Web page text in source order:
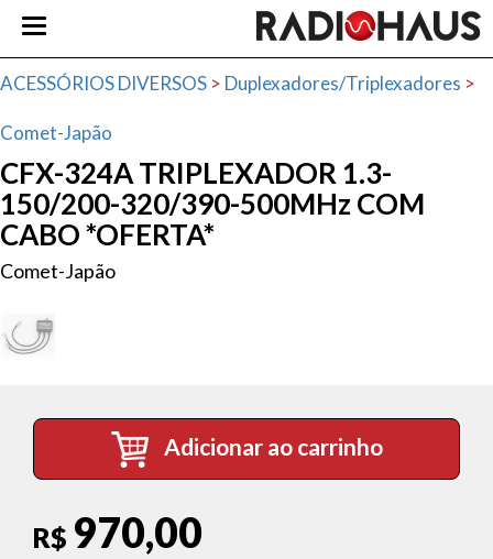
ACESSÓRIOS DIVERSOS > Duplexadores/Triplexadores >
Comet-Japão
CFX-324A TRIPLEXADOR 1.3-
150/200-320/390-500MHz COM
CABO *OFERTA*
Comet-Japão
Adicionar ao carrinho
R$ 970,00